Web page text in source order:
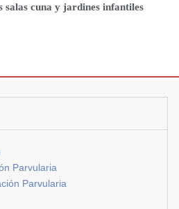
salas cuna y jardines infantiles
Parvularia
Parvularia